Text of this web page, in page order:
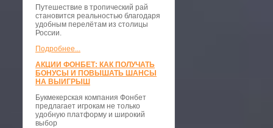
Путешествие в тропический рай
становится реальностью благодаря
удобным перелётам из столицы
России.
Подробнее...
АКЦИИ ФОНБЕТ: КАК ПОЛУЧАТЬ
БОНУСЫ И ПОВЫШАТЬ ШАНСЫ
НА ВЫИГРЫШ
Букмекерская компания Фонбет
предлагает игрокам не только
удобную платформу и широкий
выбор